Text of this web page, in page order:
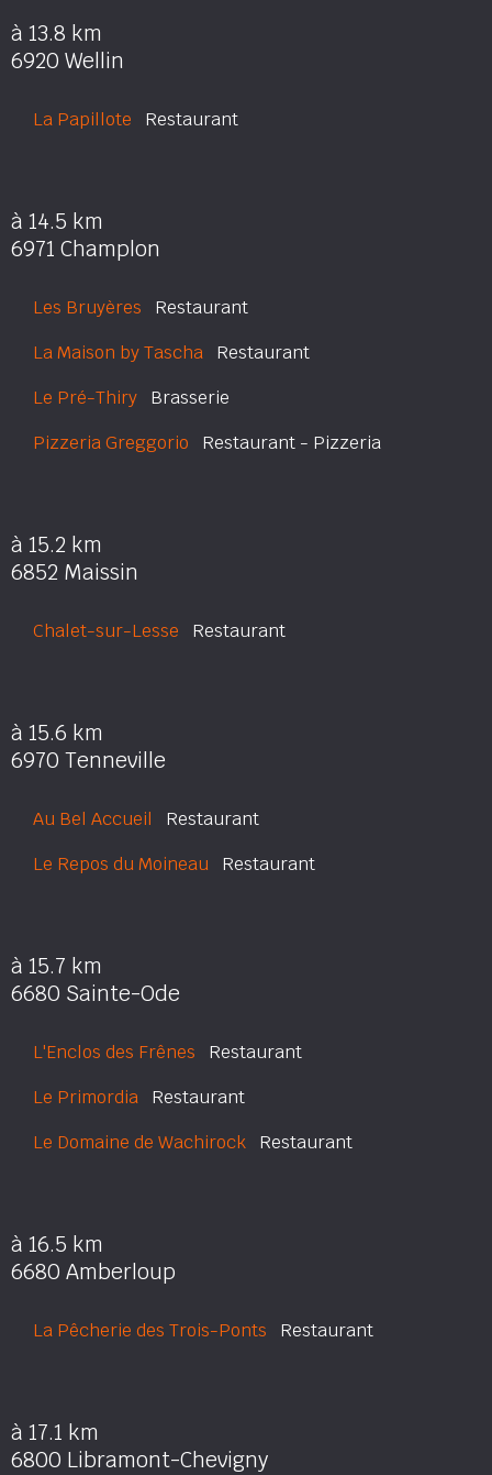
à 13.8 km
6920 Wellin
La Papillote Restaurant
à 14.5 km
6971 Champlon
Les Bruyères Restaurant
La Maison by Tascha Restaurant
Le Pré-Thiry Brasserie
Pizzeria Greggorio Restaurant - Pizzeria
à 15.2 km
6852 Maissin
Chalet-sur-Lesse Restaurant
à 15.6 km
6970 Tenneville
Au Bel Accueil Restaurant
Le Repos du Moineau Restaurant
à 15.7 km
6680 Sainte-Ode
L'Enclos des Frênes Restaurant
Le Primordia Restaurant
Le Domaine de Wachirock Restaurant
à 16.5 km
6680 Amberloup
La Pêcherie des Trois-Ponts Restaurant
à 17.1 km
6800 Libramont-Chevigny